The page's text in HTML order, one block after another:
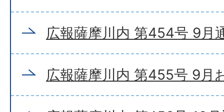
広報薩摩川内 第454号 9月
広報薩摩川内 第455号 9月